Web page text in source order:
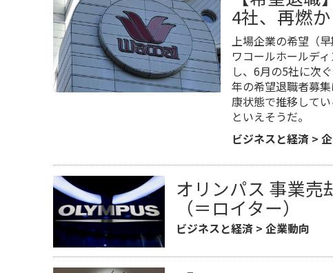
4社、再燃か
上場企業の希望（
ワコールホールデ
し、6月の5社に次
年の希望退職者募
康状態で推移して
といえそうだ。
ビジネスと経済>
オリンパス 事業売
（＝ロイター）
ビジネスと経済 >企業動向